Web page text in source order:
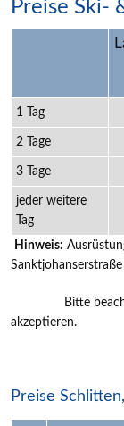
Preise Ski-
1 Tag
2 Tage
3 Tage
jeder weitere
Tag
Hinweis:
Bitte beachten
akzeptieren.
Preise